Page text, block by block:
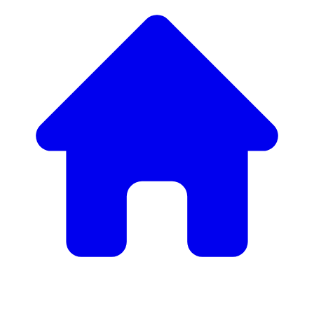
Entdecken Sie unsere große Auswahl an Designermöbeln
Unser Möbelkatalog
Von eleganten Tischen und Stühlen bis zu luxuriösen
Atmosphäre zu schaffen.